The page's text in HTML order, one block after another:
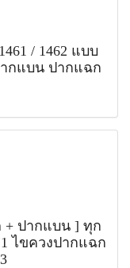
/ 1462 แบบ
กแบน ปากแฉก
+ ปากแบน ] ทุก
ไขควงปากแฉก